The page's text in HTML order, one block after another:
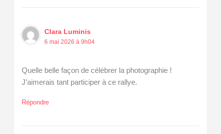
Clara Luminis
6 mai 2026 à 9h04
Quelle belle façon de célébrer la photographie !
J’aimerais tant participer à ce rallye.
Répondre